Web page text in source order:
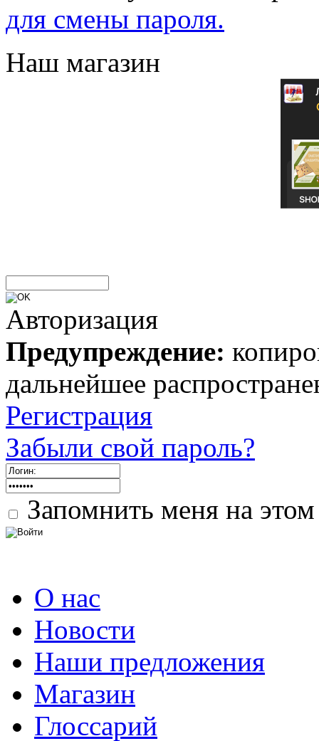
для смены пароля.
Наш магазин
Авторизация
Предупреждение:
дальнейшее
Регистрация
Забыли свой пароль?
Запомнить меня на
О нас
Новости
Наши предложения
Магазин
Глоссарий